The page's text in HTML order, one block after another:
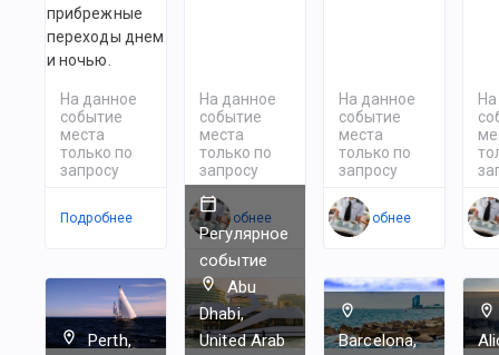
прибрежные
переходы днем
и ночью.
На данное
событие
места
только по
запросу
Подробнее
На данное
событие
места
только по
запросу
Подробнее
На данное
событие
места
только по
запросу
Подробнее
Perth,
Регулярное
событие
Abu
Dhabi,
United Arab
Barcelona,